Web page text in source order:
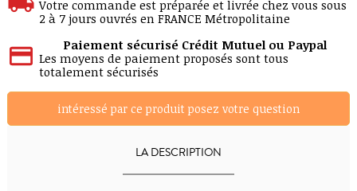
Votre commande est préparée et livrée chez vous sous
2 à 7 jours ouvrés en FRANCE Métropolitaine
Paiement sécurisé Crédit Mutuel ou Paypal
Les moyens de paiement proposés sont tous
totalement sécurisés
intéressé par ce produit posez votre question
LA DESCRIPTION